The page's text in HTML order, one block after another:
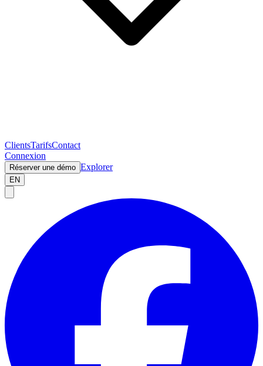
ClientsTarifsContact
Connexion
Réserver une démo Explorer
EN